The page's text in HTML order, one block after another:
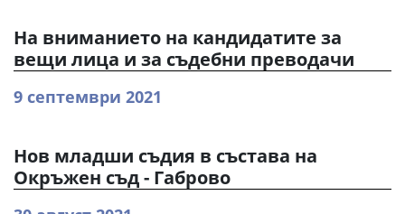
На вниманието на кандидатите за
вещи лица и за съдебни преводачи
9 септември 2021
Нов младши съдия в състава на
Окръжен съд - Габрово